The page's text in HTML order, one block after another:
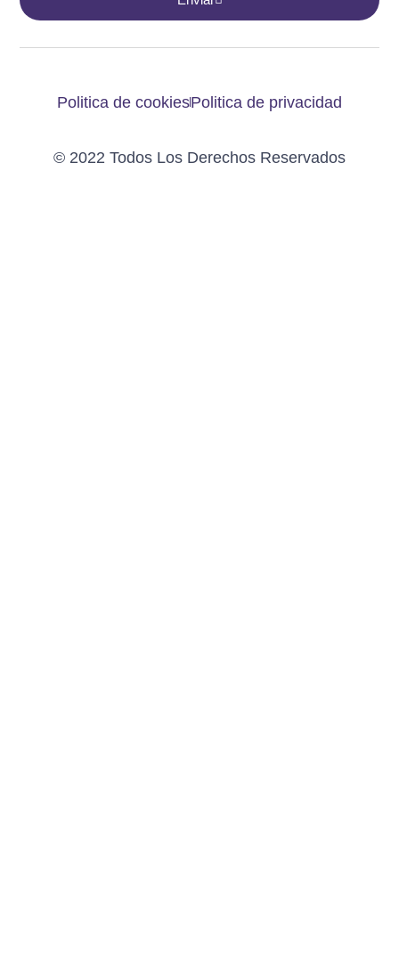
Politica de cookiesPolitica de privacidad
© 2022 Todos Los Derechos Reservados